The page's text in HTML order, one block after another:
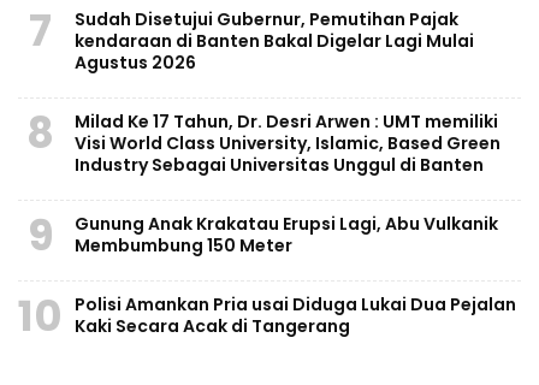
7
Sudah Disetujui Gubernur, Pemutihan Pajak
kendaraan di Banten Bakal Digelar Lagi Mulai
Agustus 2026
8
Milad Ke 17 Tahun, Dr. Desri Arwen : UMT memiliki
Visi World Class University, Islamic, Based Green
Industry Sebagai Universitas Unggul di Banten
9
Gunung Anak Krakatau Erupsi Lagi, Abu Vulkanik
Membumbung 150 Meter
10
Polisi Amankan Pria usai Diduga Lukai Dua Pejalan
Kaki Secara Acak di Tangerang